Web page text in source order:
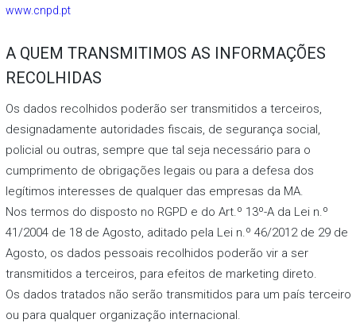
www.cnpd.pt
A QUEM TRANSMITIMOS AS INFORMAÇÕES
RECOLHIDAS
Os dados recolhidos poderão ser transmitidos a terceiros,
designadamente autoridades fiscais, de segurança social,
policial ou outras, sempre que tal seja necessário para o
cumprimento de obrigações legais ou para a defesa dos
legítimos interesses de qualquer das empresas da MA.
Nos termos do disposto no RGPD e do Art.º 13º-A da Lei n.º
41/2004 de 18 de Agosto, aditado pela Lei n.º 46/2012 de 29 de
Agosto, os dados pessoais recolhidos poderão vir a ser
transmitidos a terceiros, para efeitos de marketing direto.
Os dados tratados não serão transmitidos para um país terceiro
ou para qualquer organização internacional.